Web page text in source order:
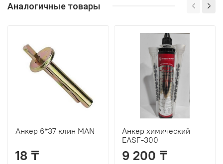
Аналогичные товары
Анкер 6*37 клин MAN
18 ₸
Анкер химический
EASF-300
9 200 ₸